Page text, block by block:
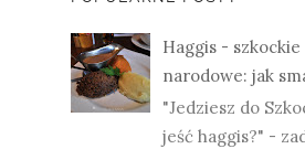
Haggis - szkockie
narodowe: jak
"Jedziesz do
jeść haggis?" -